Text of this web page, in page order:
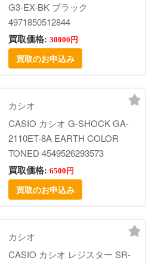
G3-EX-BK ブラック
4971850512844
買取価格: 30000円
買取のお申込み
カシオ
CASIO カシオ G-SHOCK GA-
2110ET-8A EARTH COLOR
TONED 4549526293573
買取価格: 6500円
買取のお申込み
カシオ
CASIO カシオ レジスター SR-